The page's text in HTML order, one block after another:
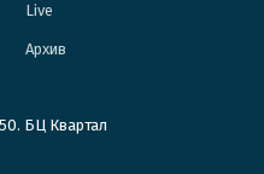
Live
Архив
БЦ Квартал